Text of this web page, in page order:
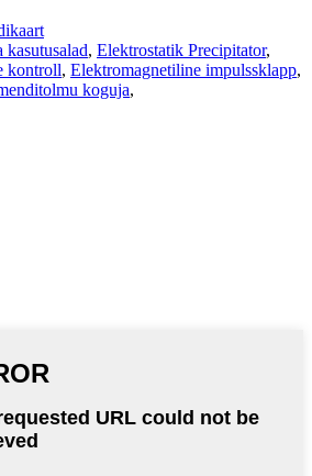
kasutusalad, Elektrostatik Precipitator,
kontroll, Elektromagnetiline impulssklapp,
koguja,